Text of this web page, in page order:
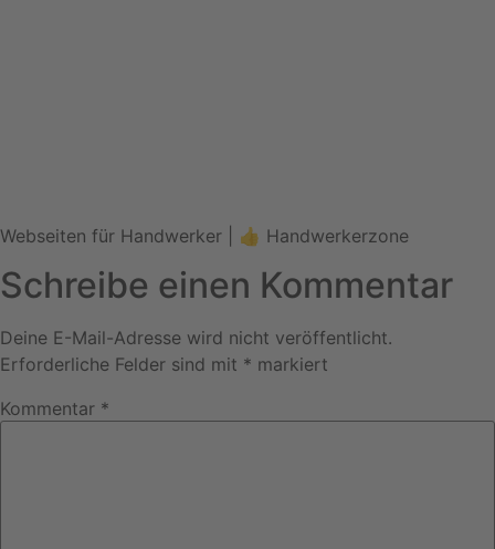
Webseiten für Handwerker | 👍 Handwerkerzone
Schreibe einen Kommentar
Deine E-Mail-Adresse wird nicht veröffentlicht.
Erforderliche Felder sind mit * markiert
Kommentar *